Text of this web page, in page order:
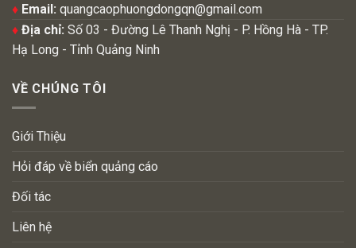
♦ Email: quangcaophuongdongqn@gmail.com
♦ Địa chỉ: Số 03 - Đường Lê Thanh Nghị - P. Hồng Hà - TP.
Hạ Long - Tỉnh Quảng Ninh
VỀ CHÚNG TÔI
Giới Thiệu
Hỏi đáp về biển quảng cáo
Đối tác
Liên hệ